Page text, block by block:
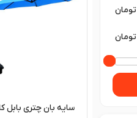
تومان
تومان
سایه بان چتری بابل